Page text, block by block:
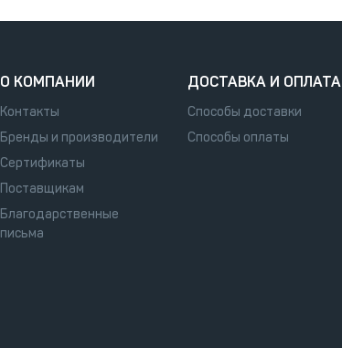
О КОМПАНИИ
Контакты
Бренды и производители
Сертификаты
Поставщикам
Благодарственные
письма
ДОСТАВКА И ОПЛАТА
Способы доставки
Способы оплаты